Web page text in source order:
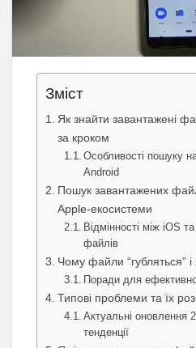
Зміст
Як знайти завантажені
за кроком
Особливості пошуку
Android
Пошук завантажених
Apple-екосистеми
Відмінності між iOS
файлів
Чому файли “губляться” і
Поради для
Типові проблеми та їх
Актуальні оновлення
тенденції